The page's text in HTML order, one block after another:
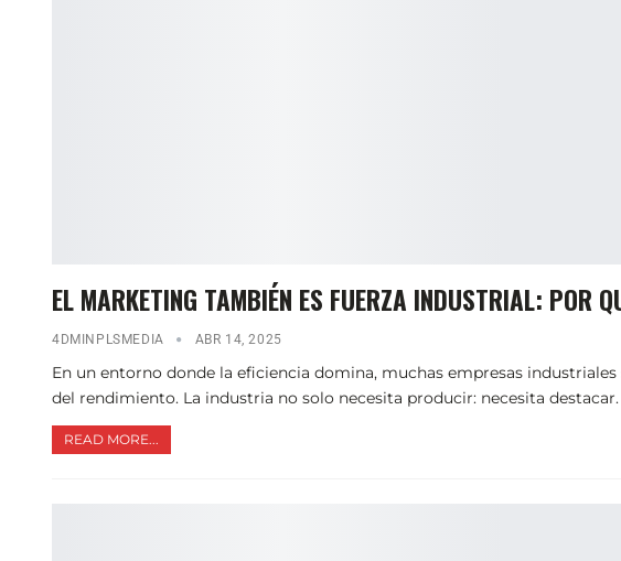
EL MARKETING TAMBIÉN ES FUERZA INDUSTRIAL: POR
4DMINPLSMEDIA ABR 14, 2025
En un entorno donde la eficiencia domina, muchas empresas
del rendimiento. La industria no solo necesita producir: necesita
READ MORE...